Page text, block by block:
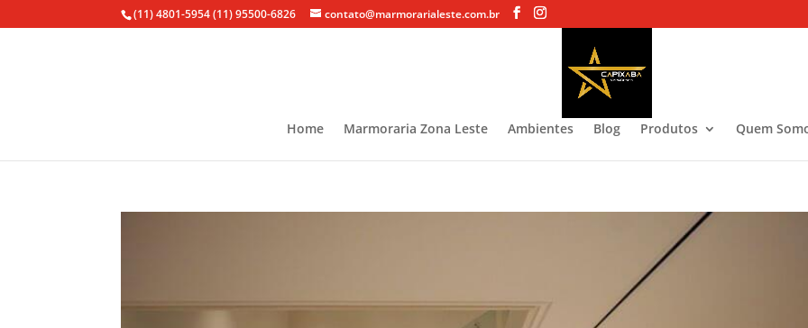
(11) 4801-5954(11) 95500-6826 contato@marmorarialeste.com.br
Home Marmoraria Zona Leste Ambientes Blog Produtos Quem